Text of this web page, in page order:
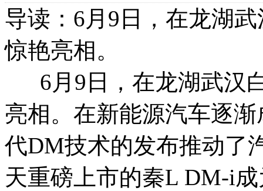
导读：6月9日，在龙湖
惊艳亮相。
6月9日，在龙湖武汉
亮相。在新能源汽车逐
代DM技术的发布推动了
天重磅上市的秦L DM-i